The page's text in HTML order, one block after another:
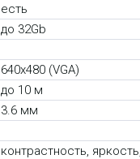
есть
до 32Gb
640x480 (VGA)
до 10 м
3.6 мм
контрастность,